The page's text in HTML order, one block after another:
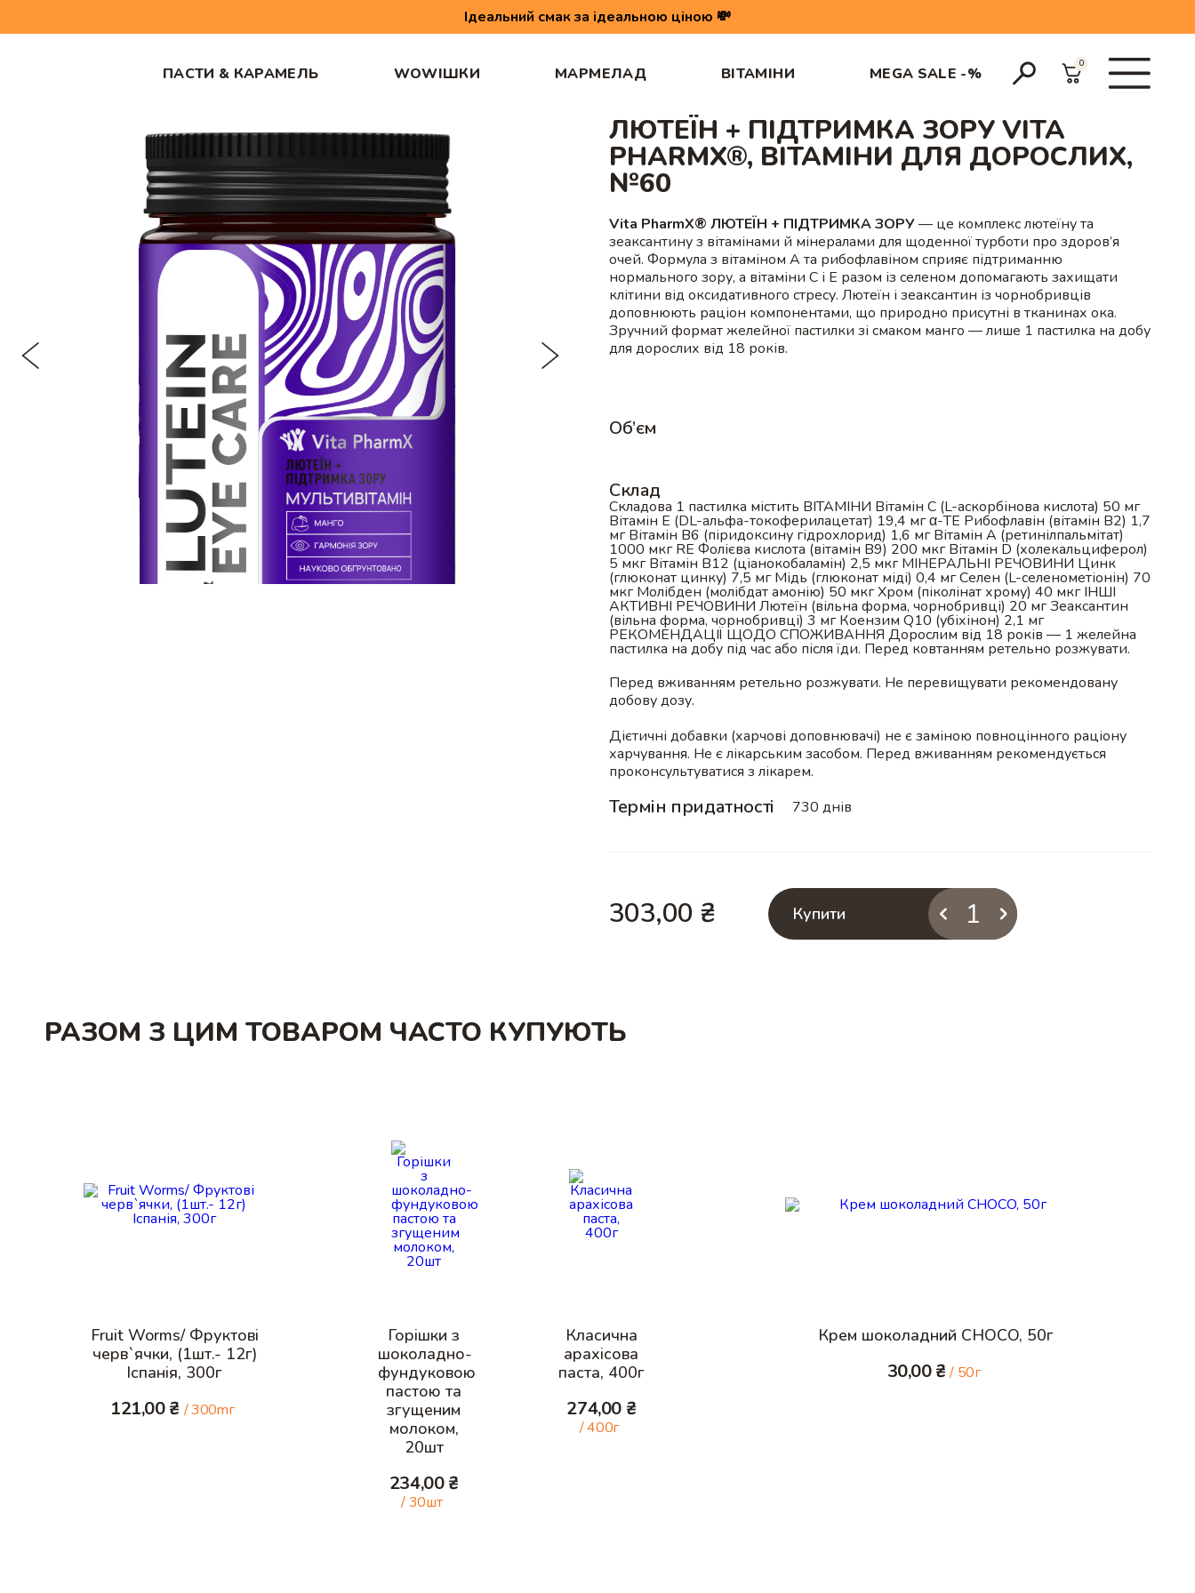
Ідеальний смак за ідеальною ціною 💸
ПАСТИ & КАРАМЕЛЬ WOWІШКИ МАРМЕЛАД ВІТАМІНИ MEGA SALE -%
0
ЛЮТЕЇН + ПІДТРИМКА ЗОРУ VITA
PHARMX®, ВІТАМІНИ ДЛЯ ДОРОСЛИХ,
№60
Vita PharmX® ЛЮТЕЇН + ПІДТРИМКА ЗОРУ— це комплекс лютеїну та
зеаксантину з вітамінами й мінералами для щоденної турботи про здоров’я
очей. Формула з вітаміном A та рибофлавіном сприяє підтриманню
нормального зору, а вітаміни C і E разом із селеном допомагають захищати
клітини від оксидативного стресу. Лютеїн і зеаксантин із чорнобривців
доповнюють раціон компонентами, що природно присутні в тканинах ока.
Зручний формат желейної пастилки зі смаком манго — лише 1 пастилка на добу
для дорослих від 18 років.
Об’єм
Склад
Складова 1 пастилка містить ВІТАМІНИ Вітамін C (L-аскорбінова кислота) 50 мг
Вітамін E (DL-альфа-токоферилацетат) 19,4 мг α-TE Рибофлавін (вітамін B2) 1,7
мг Вітамін B6 (піридоксину гідрохлорид) 1,6 мг Вітамін A (ретинілпальмітат)
1000 мкг RE Фолієва кислота (вітамін B9) 200 мкг Вітамін D (холекальциферол)
5 мкг Вітамін B12 (ціанокобаламін) 2,5 мкг МІНЕРАЛЬНІ РЕЧОВИНИ Цинк
(глюконат цинку) 7,5 мг Мідь (глюконат міді) 0,4 мг Селен (L-селенометіонін) 70
мкг Молібден (молібдат амонію) 50 мкг Хром (піколінат хрому) 40 мкг ІНШІ
АКТИВНІ РЕЧОВИНИ Лютеїн (вільна форма, чорнобривці) 20 мг Зеаксантин
(вільна форма, чорнобривці) 3 мг Коензим Q10 (убіхінон) 2,1 мг
РЕКОМЕНДАЦІЇ ЩОДО СПОЖИВАННЯ Дорослим від 18 років — 1 желейна
пастилка на добу під час або після їди. Перед ковтанням ретельно розжувати.
Перед вживанням ретельно розжувати. Не перевищувати рекомендовану
добову дозу.
Дієтичні добавки (харчові доповнювачі) не є заміною повноцінного раціону
харчування. Не є лікарським засобом. Перед вживанням рекомендується
проконсультуватися з лікарем.
Термін придатності 730 днів
303,00 ₴ Купити
РАЗОМ З ЦИМ ТОВАРОМ ЧАСТО КУПУЮТЬ
Fruit Worms/ Фруктові
черв`ячки, (1шт.- 12г)
Іспанія, 300г
121,00₴ / 300mг
Купити
Горішки з
шоколадно-
фундуковою
пастою та
згущеним
молоком,
20шт
234,00₴
/ 30шт
Купити
Класична
арахісова
паста, 400г
274,00 ₴
/ 400г
Купити
Крем шоколадний CHOCO, 50г
30,00₴ / 50г